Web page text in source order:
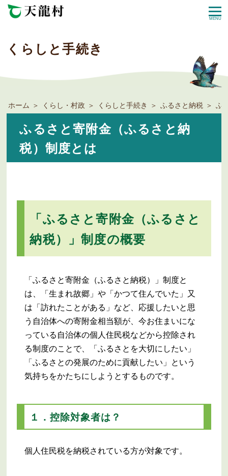
MENU
くらしと手続き
ホーム くらし・村政 くらしと手続き ふるさと納税 ふ
ふるさと寄附金（ふるさと納
税）制度とは
「ふるさと寄附金（ふるさと
納税）」制度の概要
「ふるさと寄附金（ふるさと納税）」制度と
は、「生まれ故郷」や「かつて住んでいた」又
は「訪れたことがある」など、応援したいと思
う自治体への寄附金相当額が、今お住まいにな
っている自治体の個人住民税などから控除され
る制度のことで、「ふるさとを大切にしたい」
「ふるさとの発展のために貢献したい」という
気持ちをかたちにしようとするものです。
１．控除対象者は？
個人住民税を納税されている方が対象です。